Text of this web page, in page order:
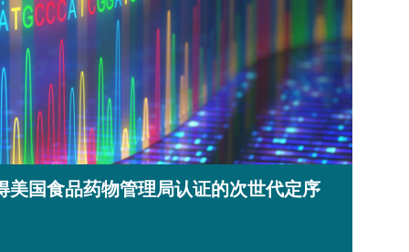
美国食品药物管理局认证的次世代定序